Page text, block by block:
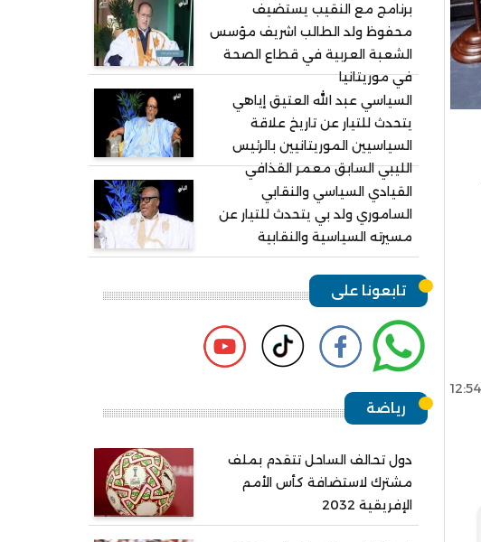
برنامج مع النقيب يستضيف
محفوظ ولد الطالب اشريف مؤسس
الشعبة العربية في قطاع الصحة
في موريتانيا
السياسي عبد الله العتيق إياهي
يتحدث للتيار عن تاريخ علاقة
السياسيين الموريتانيين بالرئيس
الليبي السابق معمر القذافي
القيادي السياسي والنقابي
الساموري ولد بي يتحدث للتيار عن
مسيرته السياسية والنقابية
تابعونا على
رياضة
دول تحالف الساحل تتقدم بملف
مشترك لاستضافة كأس الأمم
الإفريقية 2032